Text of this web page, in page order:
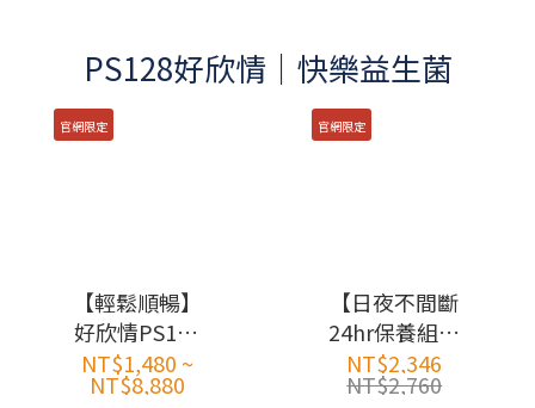
PS128好欣情｜快樂益生菌
官網限定
【輕鬆順暢】
好欣情PS128
快樂益生菌
(30入/盒)
NT$1,480 ~
NT$8,880
官網限定
【日夜不間斷
24hr保養組】
好欣情 x1盒
+好益思 x1盒
NT$2,346
NT$2,760